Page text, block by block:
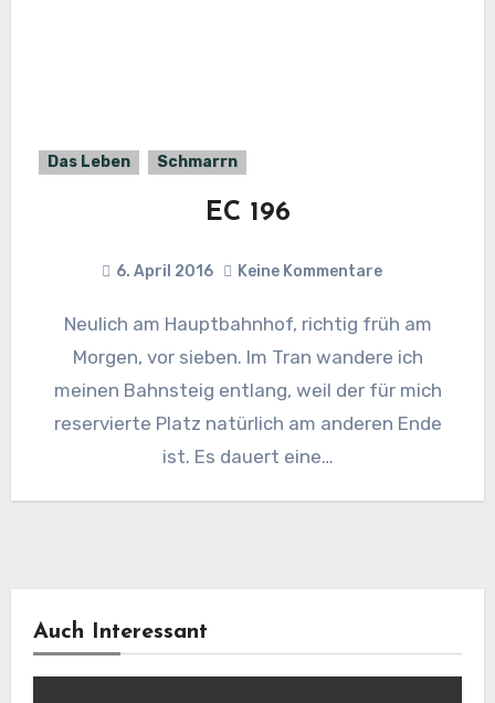
Das Leben Schmarrn
EC 196
6. April 2016 Keine Kommentare
Neulich am Hauptbahnhof, richtig früh am
Morgen, vor sieben. Im Tran wandere ich
meinen Bahnsteig entlang, weil der für mich
reservierte Platz natürlich am anderen Ende
ist. Es dauert eine…
Auch Interessant